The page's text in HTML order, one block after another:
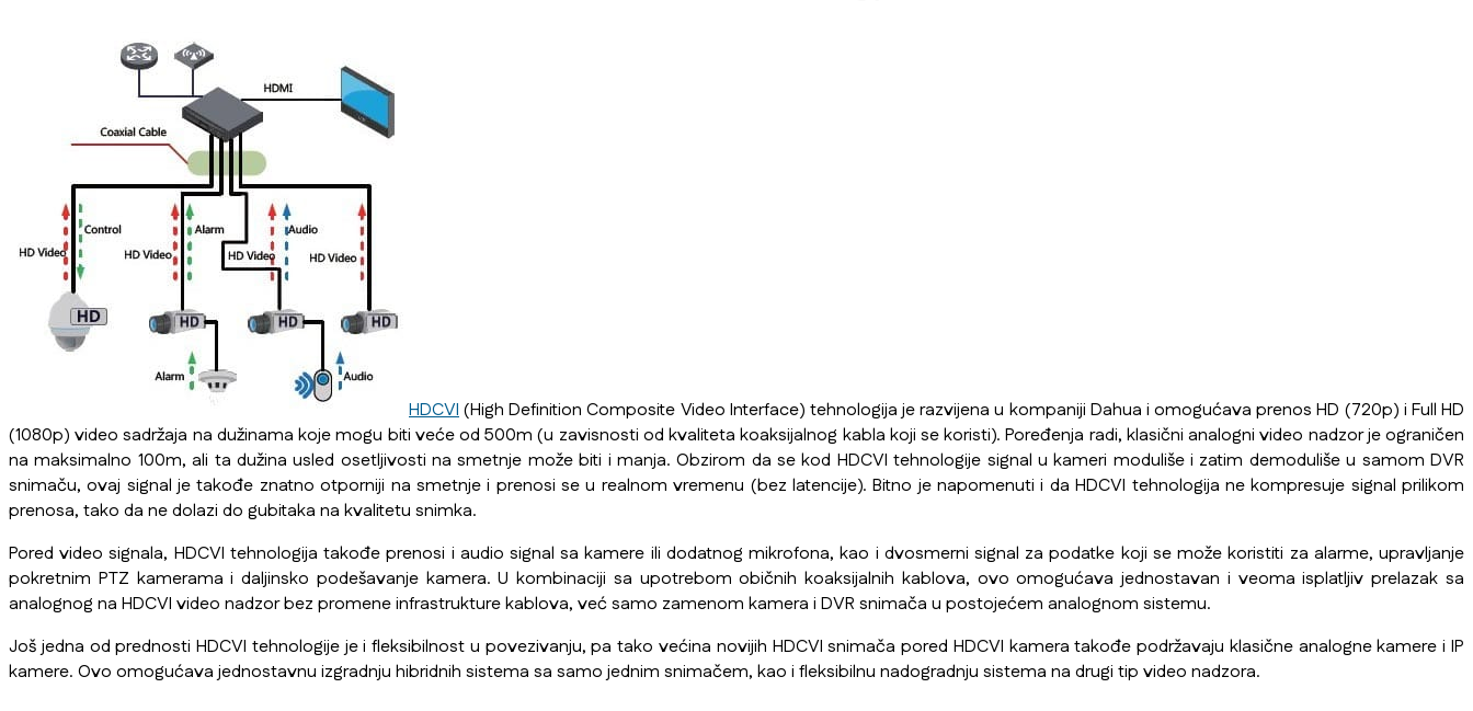
HDCVI(High Definition Composite Video Interface) tehnologija je razvijena u kompaniji Dahua i omogućava prenos HD (720p) i Full HD
(1080p) video sadržaja na dužinama koje mogu biti veće od 500m (u zavisnosti od kvaliteta koaksijalnog kabla koji se koristi). Poređenja radi, klasični analogni video nadzor je ograničen
na maksimalno 100m, ali ta dužina usled osetljivosti na smetnje može biti i manja. Obzirom da se kod HDCVI tehnologije signal u kameri moduliše i zatim demoduliše u samom DVR
snimaču, ovaj signal je takođe znatno otporniji na smetnje i prenosi se u realnom vremenu (bez latencije). Bitno je napomenuti i da HDCVI tehnologija ne kompresuje signal prilikom
prenosa, tako da ne dolazi do gubitaka na kvalitetu snimka.
Pored video signala, HDCVI tehnologija takođe prenosi i audio signal sa kamere ili dodatnog mikrofona, kao i dvosmerni signal za podatke koji se može koristiti za alarme, upravljanje
pokretnim PTZ kamerama i daljinsko podešavanje kamera. U kombinaciji sa upotrebom običnih koaksijalnih kablova, ovo omogućava jednostavan i veoma isplatljiv prelazak sa
analognog na HDCVI video nadzor bez promene infrastrukture kablova, već samo zamenom kamera i DVR snimača u postojećem analognom sistemu.
Još jedna od prednosti HDCVI tehnologije je i fleksibilnost u povezivanju, pa tako većina novijih HDCVI snimača pored HDCVI kamera takođe podržavaju klasične analogne kamere i IP
kamere. Ovo omogućava jednostavnu izgradnju hibridnih sistema sa samo jednim snimačem, kao i fleksibilnu nadogradnju sistema na drugi tip video nadzora.